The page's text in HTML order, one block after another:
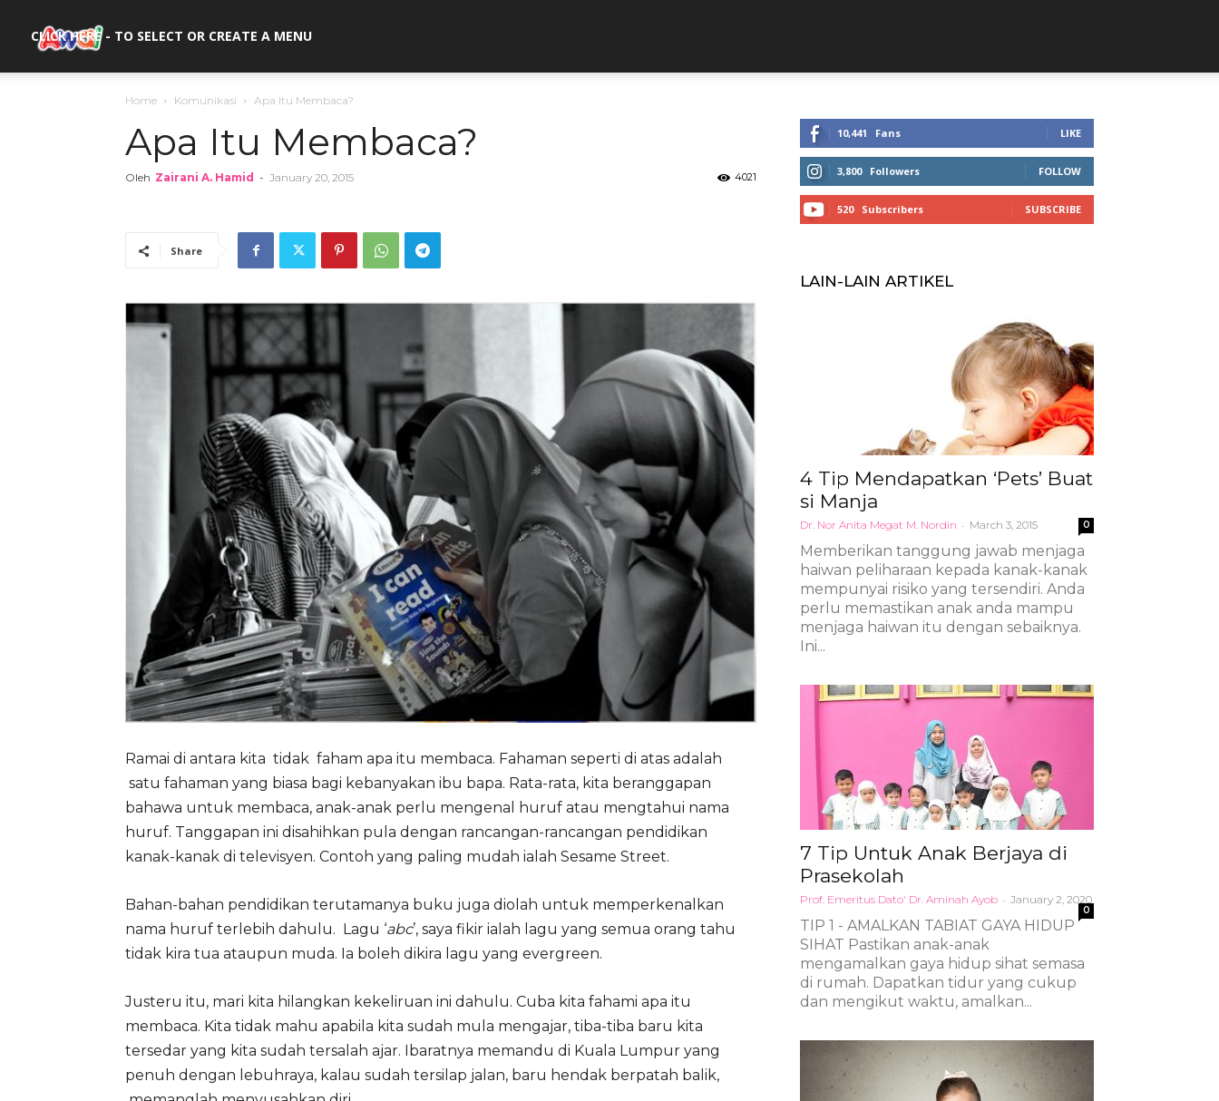
awal.my
CLICK HERE - TO SELECT OR CREATE A MENU
Home Komunikasi Apa Itu Membaca?
Apa Itu Membaca?
Oleh Zairani A. Hamid - January 20, 2015 4021
Share
Ramai di antara kita tidak faham apa itu membaca. Fahaman seperti di atas adalah
satu fahaman yang biasa bagi kebanyakan ibu bapa. Rata-rata, kita beranggapan
bahawa untuk membaca, anak-anak perlu mengenal huruf atau mengtahui nama
huruf. Tanggapan ini disahihkan pula dengan rancangan-rancangan pendidikan
kanak-kanak di televisyen. Contoh yang paling mudah ialah Sesame Street.
Bahan-bahan pendidikan terutamanya buku juga diolah untuk memperkenalkan
nama huruf terlebih dahulu. Lagu ‘abc’, saya fikir ialah lagu yang semua orang tahu
tidak kira tua ataupun muda. Ia boleh dikira lagu yang evergreen.
Justeru itu, mari kita hilangkan kekeliruan ini dahulu. Cuba kita fahami apa itu
membaca. Kita tidak mahu apabila kita sudah mula mengajar, tiba-tiba baru kita
tersedar yang kita sudah tersalah ajar. Ibaratnya memandu di Kuala Lumpur yang
penuh dengan lebuhraya, kalau sudah tersilap jalan, baru hendak berpatah balik,
10,441 Fans LIKE
3,800 Followers FOLLOW
520 Subscribers SUBSCRIBE
LAIN-LAIN ARTIKEL
4 Tip Mendapatkan ‘Pets’ Buat
si Manja
Dr. Nor Anita Megat M. Nordin - March 3, 2015 0
Memberikan tanggung jawab menjaga
haiwan peliharaan kepada kanak-kanak
mempunyai risiko yang tersendiri. Anda
perlu memastikan anak anda mampu
menjaga haiwan itu dengan sebaiknya.
Ini...
7 Tip Untuk Anak Berjaya di
Prasekolah
Prof. Emeritus Dato' Dr. Aminah Ayob - January 2, 2020
0
TIP 1 - AMALKAN TABIAT GAYA HIDUP
SIHAT Pastikan anak-anak
mengamalkan gaya hidup sihat semasa
di rumah. Dapatkan tidur yang cukup
dan mengikut waktu, amalkan...